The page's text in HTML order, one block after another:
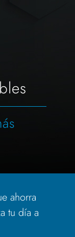
ahorra
tu día a